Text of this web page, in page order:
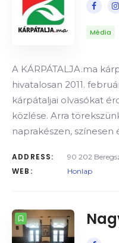
Média
A KÁRPÁTALJA.ma
hivatalosan 2011.
kárpátaljai olvasókat
közlése. Arra
naprakészen,
ADDRESS: 90 202
WEB: Honlap